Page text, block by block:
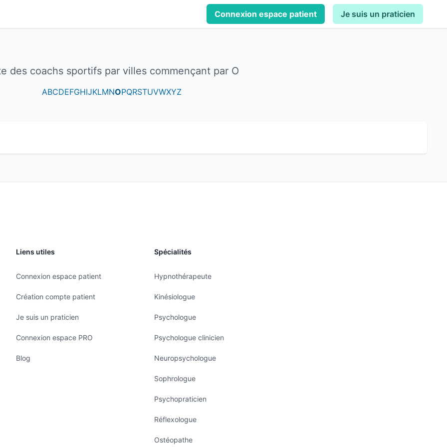
Connexion espace patient Je suis un praticien
des coachs sportifs par villes commençant par O
ABCDEFGHIJKLMNOPQRSTUVWXYZ
Liens utiles
Connexion espace patient
Création compte patient
Je suis un praticien
Connexion espace PRO
Blog
Spécialités
Hypnothérapeute
Kinésiologue
Psychologue
Psychologue clinicien
Neuropsychologue
Sophrologue
Psychopraticien
Réflexologue
Ostéopathe